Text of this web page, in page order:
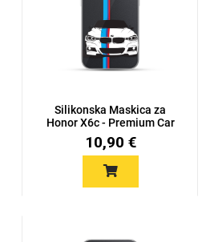
Silikonska Maskica za
Honor X6c - Premium Car
10,90 €